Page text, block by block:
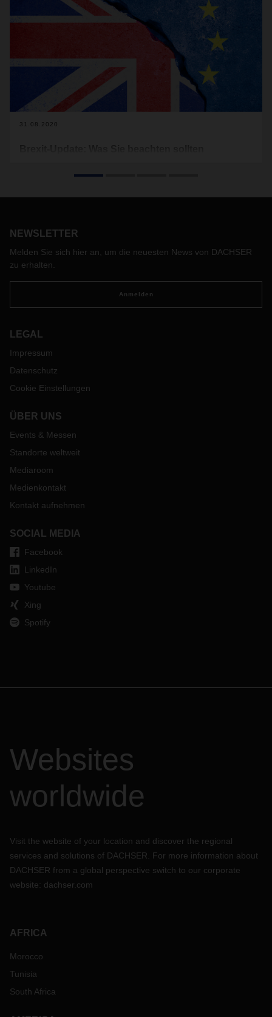
31.08.2020
NEWSLETTER
Melden Sie sich hier an, um die neuesten News von DACHSER
zu erhalten.
Anmelden
LEGAL
Impressum
Datenschutz
Cookie Einstellungen
ÜBER UNS
Events & Messen
Standorte weltweit
Mediaroom
Medienkontakt
Kontakt aufnehmen
SOCIAL MEDIA
Facebook
LinkedIn
Youtube
Xing
Spotify
Websites
worldwide
Visit the website of your location and discover the regional
services and solutions of DACHSER. For more information about
DACHSER from a global perspective switch to our corporate
website: dachser.com
AFRICA
Morocco
Tunisia
South Africa